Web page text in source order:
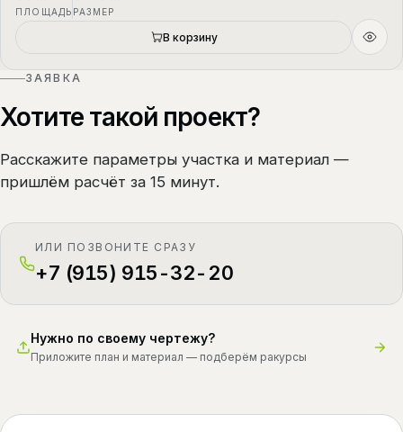
ПЛОЩАДЬ РАЗМЕР
В корзину
ЗАЯВКА
Хотите такой проект?
Расскажите параметры участка и материал —
пришлём расчёт за 15 минут.
ИЛИ ПОЗВОНИТЕ СРАЗУ
+7 (915) 915-32-20
Нужно по своему чертежу?
Приложите план и материал — подберём ракурсы